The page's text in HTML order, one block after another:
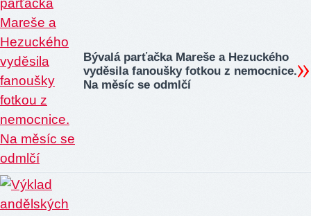
Bývalá parťačka Mareše a Hezuckého
vyděsila fanoušky fotkou z nemocnice.
Na měsíc se odmlčí